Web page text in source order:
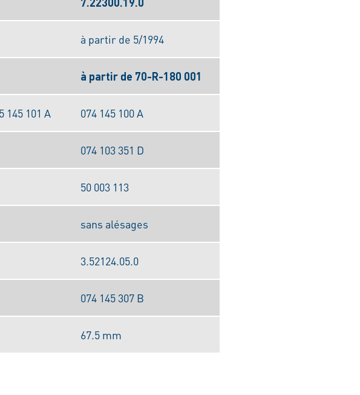
à partir de 5/1994
à partir de 70-R-180 001
145 101 A 074 145 100 A
074 103 351 D
50 003 113
sans alésages
3.52124.05.0
074 145 307 B
67.5 mm